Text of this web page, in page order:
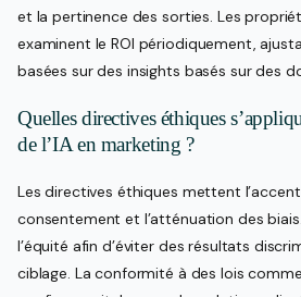
et la pertinence des sorties. Les
examinent le ROI périodiquement,
basées sur des insights basés sur des
Quelles directives éthiques
de l’IA en marketing ?
Les directives éthiques mettent
consentement et l’atténuation des
l’équité afin d’éviter des résultats
ciblage. La conformité à des lois comme